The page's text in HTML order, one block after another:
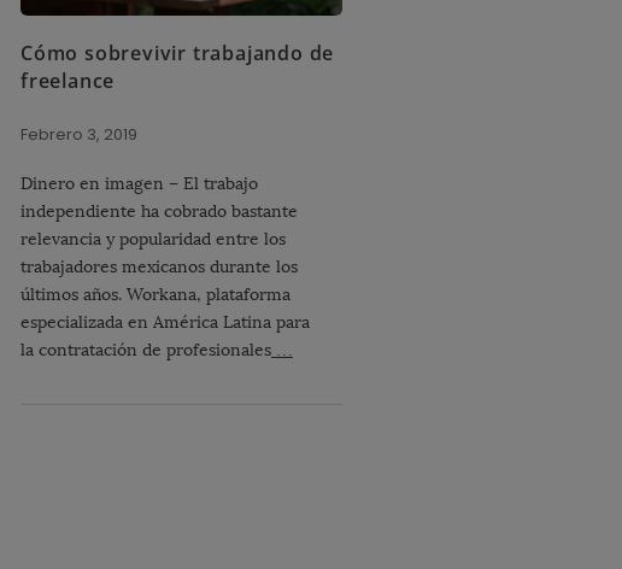
Cómo sobrevivir trabajando de
freelance
Febrero 3, 2019
Dinero en imagen – El trabajo
independiente ha cobrado bastante
relevancia y popularidad entre los
trabajadores mexicanos durante los
últimos años. Workana, plataforma
especializada en América Latina para
la contratación de profesionales …